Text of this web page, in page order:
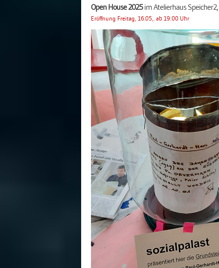
Open House 2025im Atelierhaus Speicher2,
Eröffnung Freitag, 16.05,. ab 19:00 Uhr